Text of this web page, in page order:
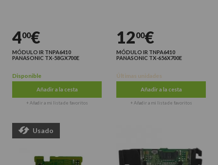
400€
MÓDULO IR TNPA6410
PANASONIC TX-58GX700E
Disponible
Añadir a la cesta
+ Añadir a mi lista de favoritos
1200€
MÓDULO IR TNPA6410
PANASONIC TX-656X700E
Últimas unidades
Añadir a la cesta
+ Añadir a mi lista de favoritos
Usado